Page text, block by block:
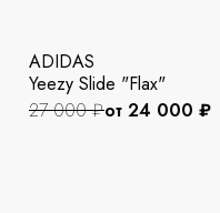
ADIDAS
Yeezy Slide "Flax"
27 000 ₽от 24 000 ₽